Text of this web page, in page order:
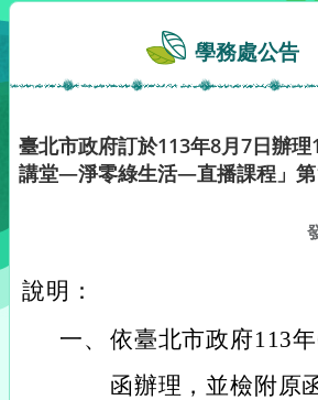
學務處公告
臺北市政府訂於113年8月7日辦
講堂—淨零綠生活—直播課程」
說明：
一、 依臺北市政府113
函辦理，並檢附原